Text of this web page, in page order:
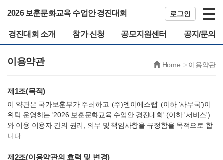
2026 보훈문화교육 수업안 경진대회 로그인
경진대회 소개 참가 신청 공모지원센터 공지/문의
이용약관 Home 이용약관
제1조(목적)
이 약관은 국가보훈부가 주최하고 '(주)엔이에스랩' (이하 '사무국')이
위탁 운영하는 '2026 보훈문화교육 수업안 경진대회' (이하 '서비스')
와 이용 이용자 간의 권리, 의무 및 책임사항을 규정함을 목적으로 합
니다.
제2조(이용약관의 효력 및 변경)